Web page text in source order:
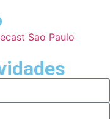
Sao Paulo